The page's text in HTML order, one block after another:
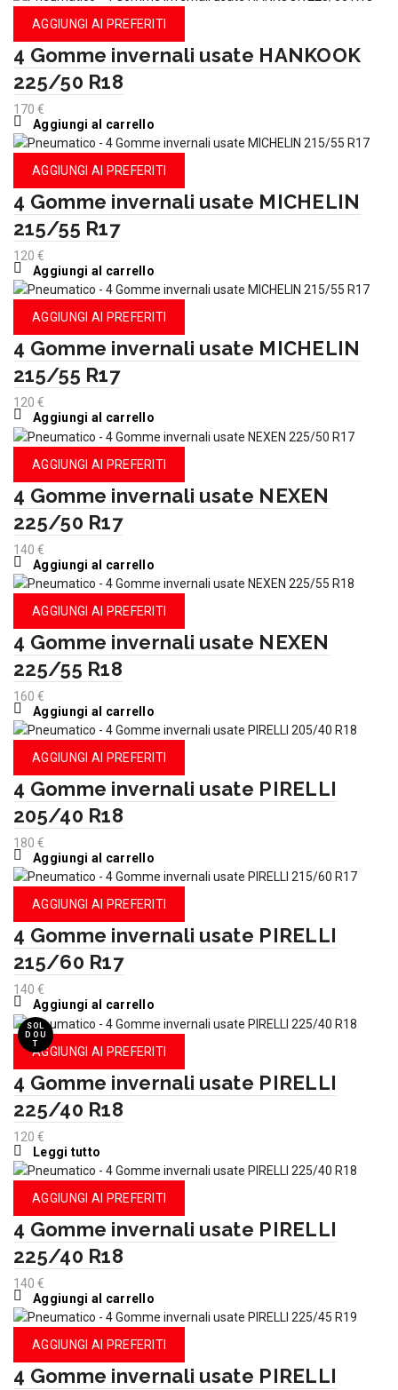
AGGIUNGI AI PREFERITI
4 Gomme invernali usate HANKOOK
225/50 R18
170 €
Aggiungi al carrello
AGGIUNGI AI PREFERITI
4 Gomme invernali usate MICHELIN
215/55 R17
120 €
Aggiungi al carrello
AGGIUNGI AI PREFERITI
4 Gomme invernali usate MICHELIN
215/55 R17
120 €
Aggiungi al carrello
AGGIUNGI AI PREFERITI
4 Gomme invernali usate NEXEN
225/50 R17
140 €
Aggiungi al carrello
AGGIUNGI AI PREFERITI
4 Gomme invernali usate NEXEN
225/55 R18
160 €
Aggiungi al carrello
AGGIUNGI AI PREFERITI
4 Gomme invernali usate PIRELLI
205/40 R18
180 €
Aggiungi al carrello
AGGIUNGI AI PREFERITI
4 Gomme invernali usate PIRELLI
215/60 R17
140 €
Aggiungi al carrello
SOL
D OU
T
AGGIUNGI AI PREFERITI
4 Gomme invernali usate PIRELLI
225/40 R18
120 €
Leggi tutto
AGGIUNGI AI PREFERITI
4 Gomme invernali usate PIRELLI
225/40 R18
140 €
Aggiungi al carrello
AGGIUNGI AI PREFERITI
4 Gomme invernali usate PIRELLI